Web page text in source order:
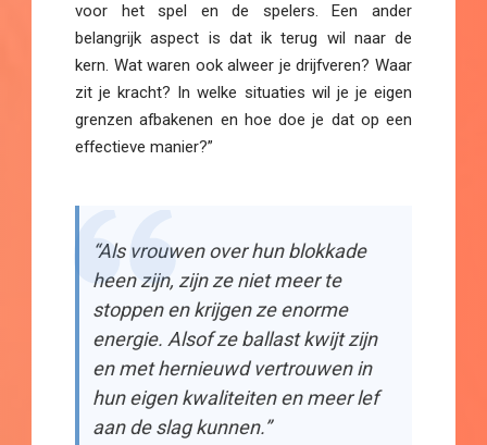
voor het spel en de spelers. Een ander
belangrijk aspect is dat ik terug wil naar de
kern. Wat waren ook alweer je drijfveren? Waar
zit je kracht? In welke situaties wil je je eigen
grenzen afbakenen en hoe doe je dat op een
effectieve manier?”
“Als vrouwen over hun blokkade
heen zijn, zijn ze niet meer te
stoppen en krijgen ze enorme
energie. Alsof ze ballast kwijt zijn
en met hernieuwd vertrouwen in
hun eigen kwaliteiten en meer lef
aan de slag kunnen.”